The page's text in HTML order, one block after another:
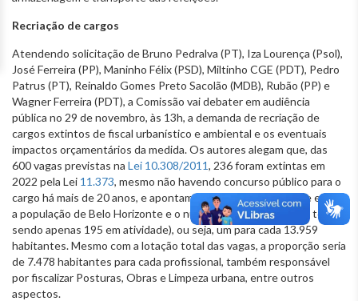
Recriação de cargos
Atendendo solicitação de Bruno Pedralva (PT), Iza Lourença (Psol),
José Ferreira (PP), Maninho Félix (PSD), Miltinho CGE (PDT), Pedro
Patrus (PT), Reinaldo Gomes Preto Sacolão (MDB), Rubão (PP) e
Wagner Ferreira (PDT), a Comissão vai debater em audiência
pública no 29 de novembro, às 13h, a demanda de recriação de
cargos extintos de fiscal urbanístico e ambiental e os eventuais
impactos orçamentários da medida. Os autores alegam que, das
600 vagas previstas na Lei 10.308/2011, 236 foram extintas em
2022 pela Lei 11.373, mesmo não havendo concurso público para o
cargo há mais de 20 anos, e apontam a desproporcionalidade entre
a população de Belo Horizonte e o número de fiscais (364 no total,
sendo apenas 195 em atividade), ou seja, um para cada 13.959
habitantes. Mesmo com a lotação total das vagas, a proporção seria
de 7.478 habitantes para cada profissional, também responsável
por fiscalizar Posturas, Obras e Limpeza urbana, entre outros
aspectos.